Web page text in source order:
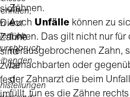
sich.
Die
Zähne
sind
zwar
fest
im
Arzt
ob
Zähnen.
Auch Unfälle können zu
führen. Das gilt nicht nur
herausgebrochenen Zahn,
benachbarten oder
der Zahnarzt die beim
füllt, tun es die Zähne